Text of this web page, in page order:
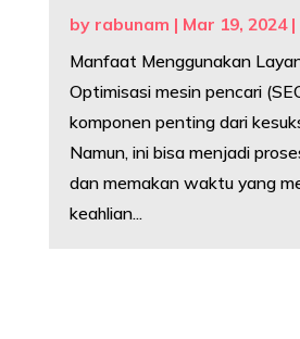
by rabunam | Mar 19, 2024|
Manfaat Menggunakan
Optimisasi mesin pencari
komponen penting dari
Namun, ini bisa menjadi
dan memakan waktu yang
keahlian...